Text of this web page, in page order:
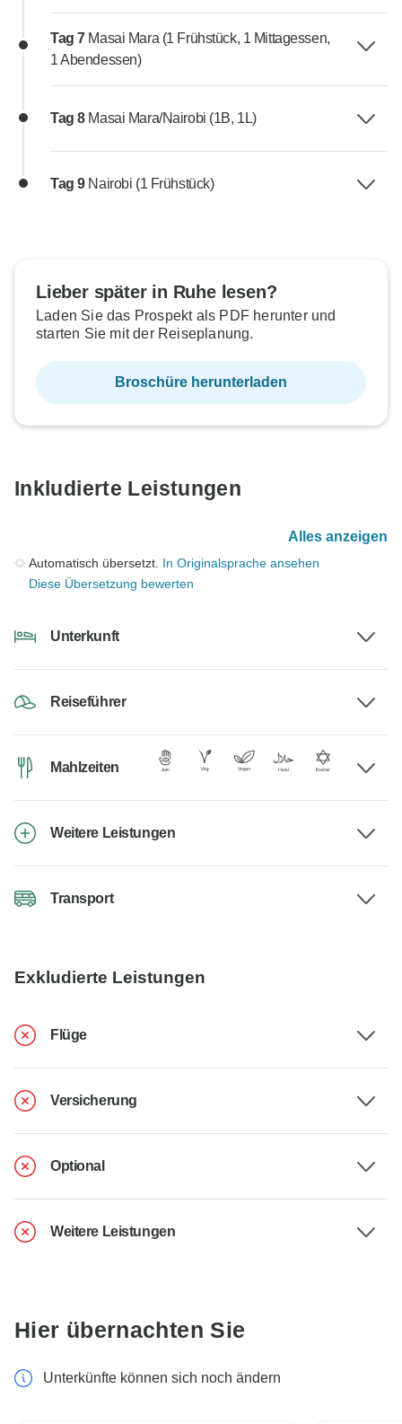
Tag 7 Masai Mara (1 Frühstück, 1 Mittagessen,
1 Abendessen)
Tag 8 Masai Mara/Nairobi (1B, 1L)
Tag 9 Nairobi (1 Frühstück)
Lieber später in Ruhe lesen?
Laden Sie das Prospekt als PDF herunter und
starten Sie mit der Reiseplanung.
Broschüre herunterladen
Inkludierte Leistungen
Alles anzeigen
Automatisch übersetzt. In Originalsprache ansehen
Diese Übersetzung bewerten
Unterkunft
Reiseführer
Mahlzeiten
Weitere Leistungen
Transport
Exkludierte Leistungen
Flüge
Versicherung
Optional
Weitere Leistungen
Hier übernachten Sie
Unterkünfte können sich noch ändern